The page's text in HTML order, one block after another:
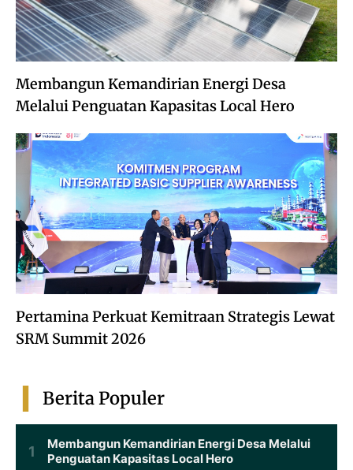
Membangun Kemandirian Energi Desa
Melalui Penguatan Kapasitas Local Hero
Pertamina Perkuat Kemitraan Strategis Lewat
SRM Summit 2026
Berita Populer